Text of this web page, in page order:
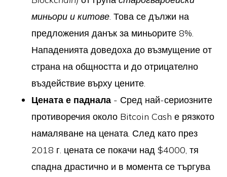
миньори и китове. Това се дължи на
предложения данък за миньорите 8%.
Нападенията доведоха до възмущение от
страна на общността и до отрицателно
въздействие върху цените.
Цената е паднала - Сред най-сериозните
противоречия около Bitcoin Cash е рязкото
намаляване на цената. След като през
2018 г. цената се покачи над $4000, тя
спадна драстично и в момента се търгува